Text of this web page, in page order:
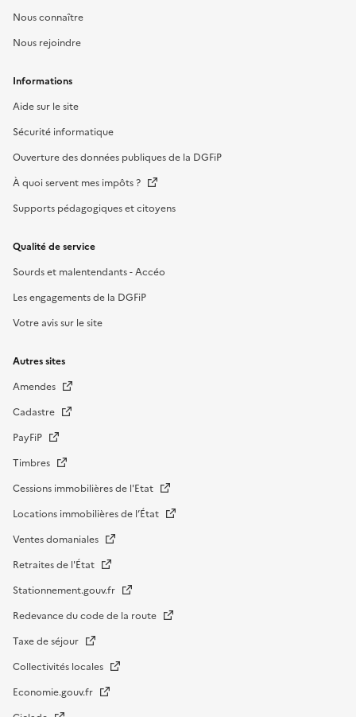
Nous connaître
Nous rejoindre
Informations
Aide sur le site
Sécurité informatique
Ouverture des données publiques de la DGFiP
À quoi servent mes impôts ?
Supports pédagogiques et citoyens
Qualité de service
Sourds et malentendants - Accéo
Les engagements de la DGFiP
Votre avis sur le site
Autres sites
Amendes
Cadastre
PayFiP
Timbres
Cessions immobilières de l'Etat
Locations immobilières de l’État
Ventes domaniales
Retraites de l'État
Stationnement.gouv.fr
Redevance du code de la route
Taxe de séjour
Collectivités locales
Economie.gouv.fr